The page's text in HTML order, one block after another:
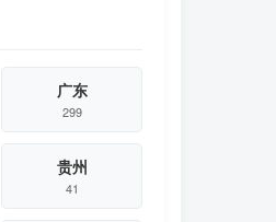
广东
299
贵州
41